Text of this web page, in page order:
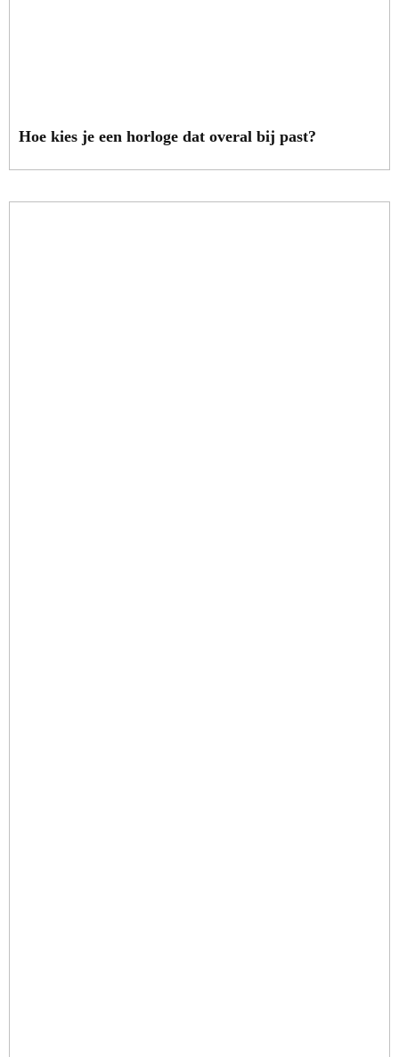
Hoe kies je een horloge dat overal bij past?